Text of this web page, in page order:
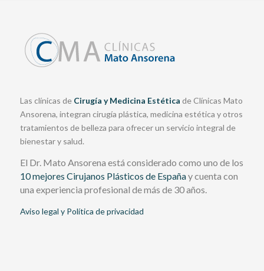
Las clínicas de Cirugía y Medicina Estética de Clínicas Mato
Ansorena, integran cirugía plástica, medicina estética y otros
tratamientos de belleza para ofrecer un servicio integral de
bienestar y salud.
El Dr. Mato Ansorena está considerado como uno de los
10 mejores Cirujanos Plásticos de Españay cuenta con
una experiencia profesional de más de 30 años.
Aviso legal y Política de privacidad